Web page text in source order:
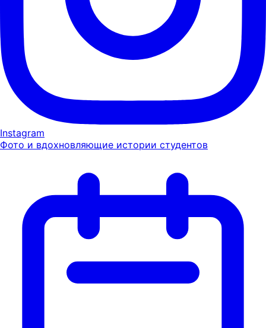
Instagram
Фото и вдохновляющие истории студентов